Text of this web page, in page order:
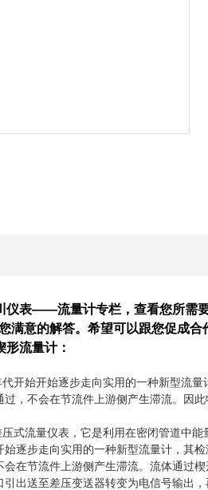
仪表——流量计专栏，查看您所需
满意的解答。希望可以跟您促成合
流量计：
开始开始逐步走向实用的一种新型流
，不会在节流件上游侧产生滞流。因
式流量仪表，它是利用在密闭管道中
逐步走向实用的一种新型流量计，其
在节流件上游侧产生滞流。流体通过
出送至差压变送器转变为电信号输出